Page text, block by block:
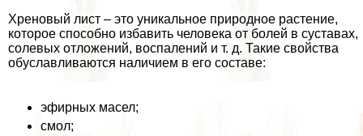
Хреновый лист – это уникальное природное растение,
которое способно избавить человека от болей в суставах,
солевых отложений, воспалений и т. д. Такие свойства
обуславливаются наличием в его составе:
эфирных масел;
смол;